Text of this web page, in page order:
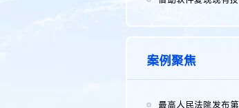
案例聚焦